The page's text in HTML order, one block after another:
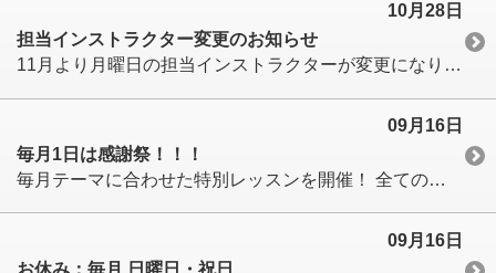
10月28日
担当インストラクター変更のお知らせ
11月より月曜日の担当インストラクターが変更になります。 第1,4週 Fumika 第2,3週 Maki
09月16日
毎月1日は感謝祭！！！
毎月テーマに合わせた特別レッスンを開催！ 全てのスタジオの会員様がご参加いただけます。 料金：500円（会員価格、他店利用料不要） 場所：大和西大寺スタジオ
09月16日
お休み：毎月 日曜日・祝日